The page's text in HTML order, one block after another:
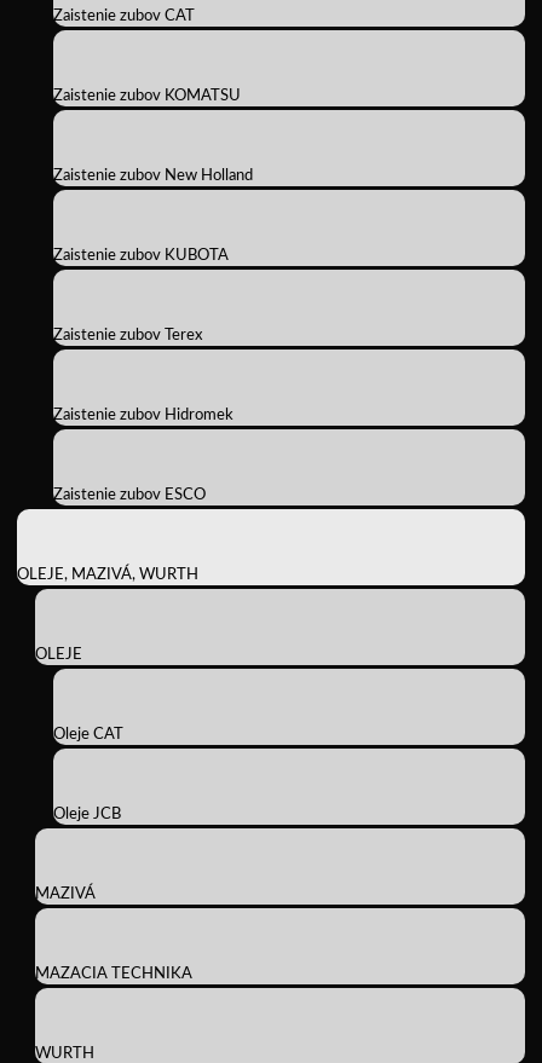
Zaistenie zubov CAT
Zaistenie zubov KOMATSU
Zaistenie zubov New Holland
Zaistenie zubov KUBOTA
Zaistenie zubov Terex
Zaistenie zubov Hidromek
Zaistenie zubov ESCO
OLEJE, MAZIVÁ, WURTH
OLEJE
Oleje CAT
Oleje JCB
MAZIVÁ
MAZACIA TECHNIKA
WURTH